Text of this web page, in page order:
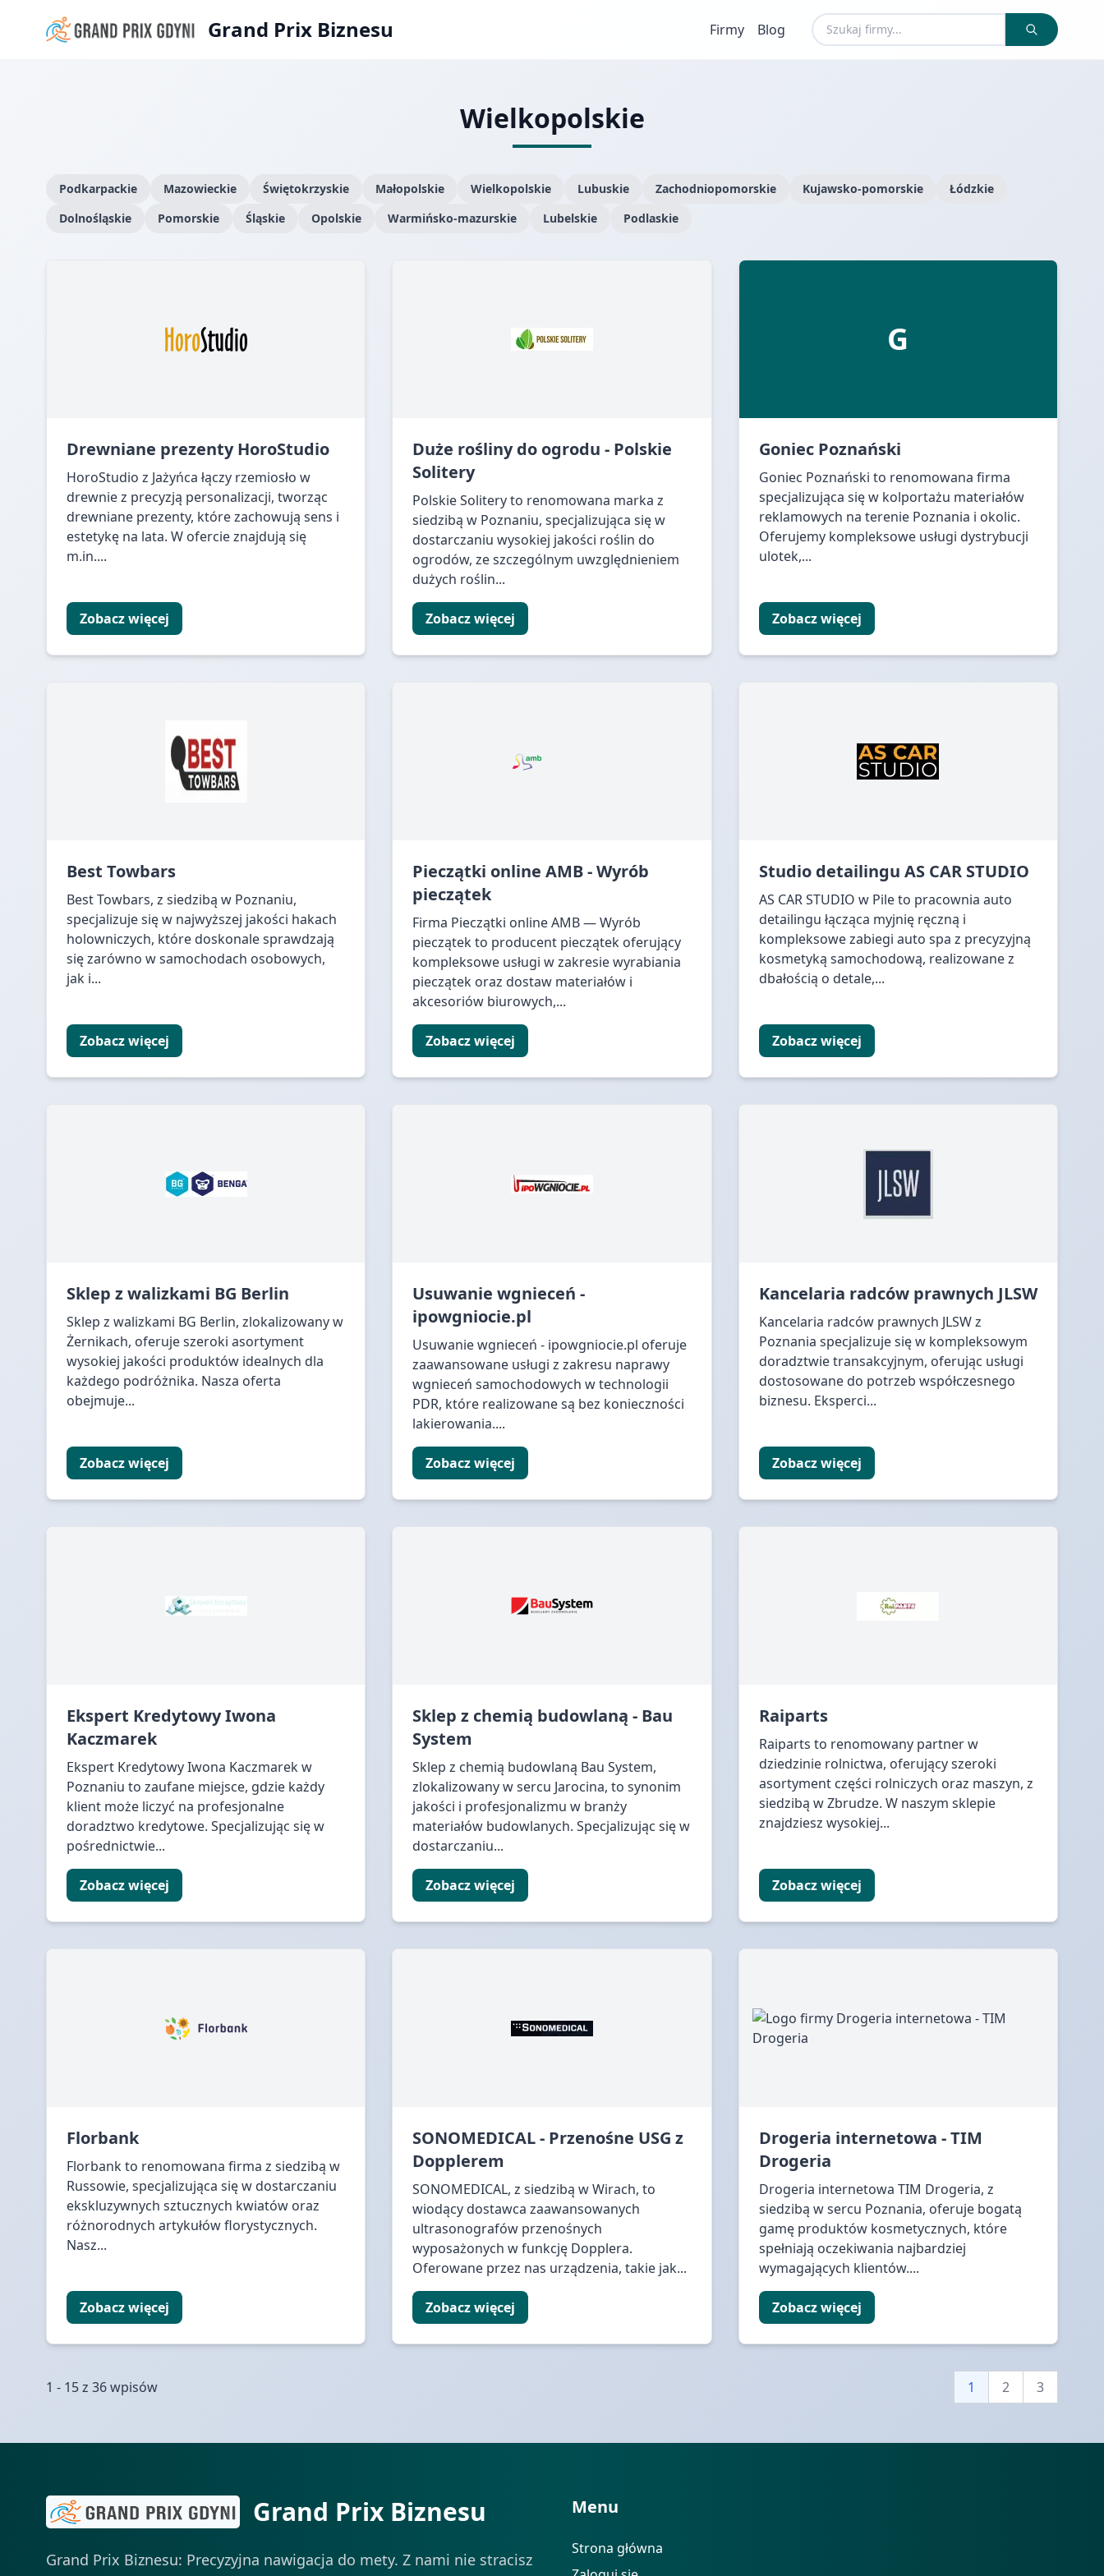
Grand Prix Biznesu Firmy Blog
Wielkopolskie
Podkarpackie Mazowieckie Świętokrzyskie Małopolskie Wielkopolskie Lubuskie Zachodniopomorskie Kujawsko-pomorskie
Łódzkie
Dolnośląskie
Pomorskie Śląskie Opolskie Warmińsko-mazurskie Lubelskie Podlaskie
Drewniane prezenty HoroStudio
HoroStudio z Jażyńca łączy rzemiosło w
drewnie z precyzją personalizacji, tworząc
drewniane prezenty, które zachowują sens i
estetykę na lata. W ofercie znajdują się
m.in....
Zobacz więcej
Duże rośliny do ogrodu - Polskie
Solitery
Polskie Solitery to renomowana marka z
siedzibą w Poznaniu, specjalizująca się w
dostarczaniu wysokiej jakości roślin do
ogrodów, ze szczególnym uwzględnieniem
dużych roślin...
Zobacz więcej
G
Goniec Poznański
Goniec Poznański to renomowana firma
specjalizująca się w kolportażu materiałów
reklamowych na terenie Poznania i okolic.
Oferujemy kompleksowe usługi dystrybucji
ulotek,...
Zobacz więcej
Best Towbars
Best Towbars, z siedzibą w Poznaniu,
specjalizuje się w najwyższej jakości hakach
holowniczych, które doskonale sprawdzają
się zarówno w samochodach osobowych,
jak i...
Zobacz więcej
Pieczątki online AMB - Wyrób
pieczątek
Firma Pieczątki online AMB — Wyrób
pieczątek to producent pieczątek oferujący
kompleksowe usługi w zakresie wyrabiania
pieczątek oraz dostaw materiałów i
akcesoriów biurowych,...
Zobacz więcej
Studio detailingu AS CAR STUDIO
AS CAR STUDIO w Pile to pracownia auto
detailingu łącząca myjnię ręczną i
kompleksowe zabiegi auto spa z precyzyjną
kosmetyką samochodową, realizowane z
dbałością o detale,...
Zobacz więcej
Sklep z walizkami BG Berlin
Sklep z walizkami BG Berlin, zlokalizowany w
Żernikach, oferuje szeroki asortyment
wysokiej jakości produktów idealnych dla
każdego podróżnika. Nasza oferta
obejmuje...
Zobacz więcej
Usuwanie wgnieceń -
ipowgniocie.pl
Usuwanie wgnieceń - ipowgniocie.pl oferuje
zaawansowane usługi z zakresu naprawy
wgnieceń samochodowych w technologii
PDR, które realizowane są bez konieczności
lakierowania....
Zobacz więcej
Kancelaria radców prawnych JLSW
Kancelaria radców prawnych JLSW z
Poznania specjalizuje się w kompleksowym
doradztwie transakcyjnym, oferując usługi
dostosowane do potrzeb współczesnego
biznesu. Eksperci...
Zobacz więcej
Ekspert Kredytowy Iwona
Kaczmarek
Ekspert Kredytowy Iwona Kaczmarek w
Poznaniu to zaufane miejsce, gdzie każdy
klient może liczyć na profesjonalne
doradztwo kredytowe. Specjalizując się w
pośrednictwie...
Zobacz więcej
Sklep z chemią budowlaną - Bau
System
Sklep z chemią budowlaną Bau System,
zlokalizowany w sercu Jarocina, to synonim
jakości i profesjonalizmu w branży
materiałów budowlanych. Specjalizując się w
dostarczaniu...
Zobacz więcej
Raiparts
Raiparts to renomowany partner w
dziedzinie rolnictwa, oferujący szeroki
asortyment części rolniczych oraz maszyn, z
siedzibą w Zbrudze. W naszym sklepie
znajdziesz wysokiej...
Zobacz więcej
Florbank
Florbank to renomowana firma z siedzibą w
Russowie, specjalizująca się w dostarczaniu
ekskluzywnych sztucznych kwiatów oraz
różnorodnych artykułów florystycznych.
Nasz...
Zobacz więcej
SONOMEDICAL - Przenośne USG z
Dopplerem
SONOMEDICAL, z siedzibą w Wirach, to
wiodący dostawca zaawansowanych
ultrasonografów przenośnych
wyposażonych w funkcję Dopplera.
Oferowane przez nas urządzenia, takie jak...
Zobacz więcej
Drogeria internetowa - TIM
Drogeria
Drogeria internetowa TIM Drogeria, z
siedzibą w sercu Poznania, oferuje bogatą
gamę produktów kosmetycznych, które
spełniają oczekiwania najbardziej
wymagających klientów....
Zobacz więcej
1 - 15 z 36 wpisów 1 2 3
Grand Prix Biznesu
Grand Prix Biznesu: Precyzyjna nawigacja do mety. Z nami nie stracisz
Menu
Strona główna